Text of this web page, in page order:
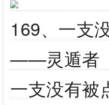
169、一支
——灵遁者
一支没有被